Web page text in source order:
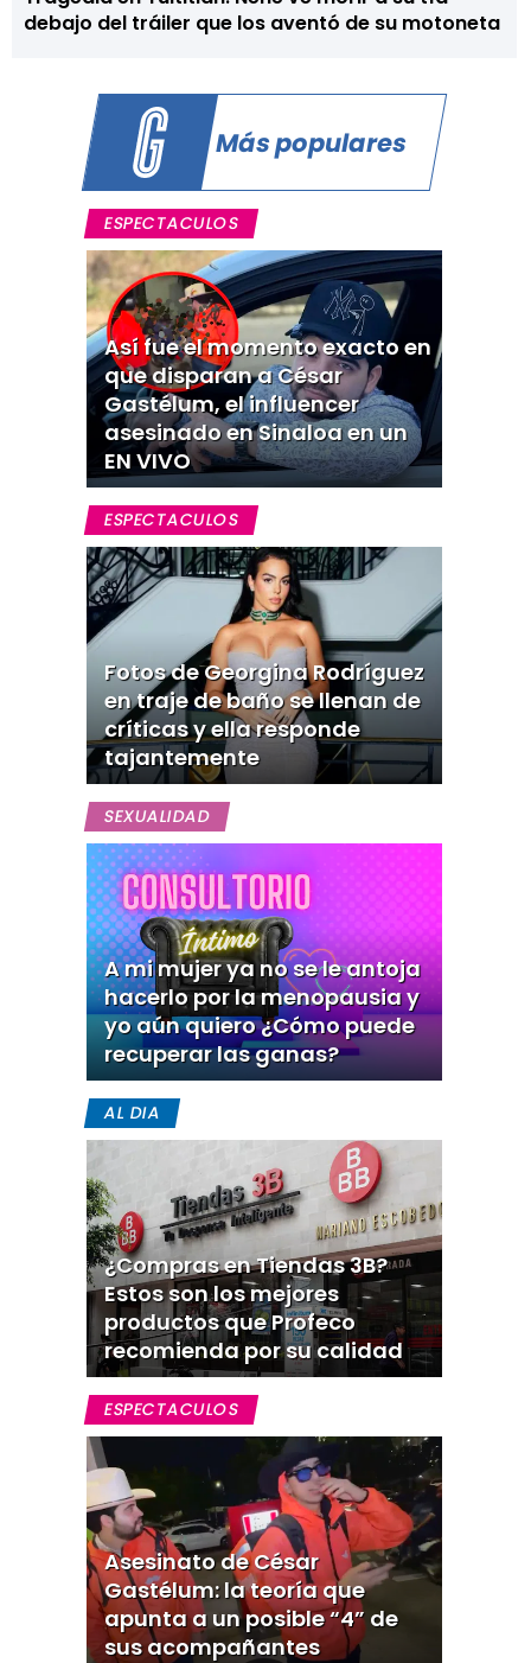
debajo del tráiler que los aventó de su motoneta
Más populares
ESPECTACULOS
Así fue el momento exacto en
que disparan a César
Gastélum, el influencer
asesinado en Sinaloa en un
EN VIVO
ESPECTACULOS
Fotos de Georgina Rodríguez
en traje de baño se llenan de
críticas y ella responde
tajantemente
SEXUALIDAD
A mi mujer ya no se le antoja
hacerlo por la menopausia y
yo aún quiero ¿Cómo puede
recuperar las ganas?
AL DIA
¿Compras en Tiendas 3B?
Estos son los mejores
productos que Profeco
recomienda por su calidad
ESPECTACULOS
Asesinato de César
Gastélum: la teoría que
apunta a un posible “4” de
sus acompañantes